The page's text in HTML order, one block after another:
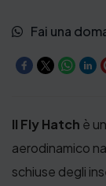
Fai una
Il Fly Hatch è
aerodinamico
schiuse degli